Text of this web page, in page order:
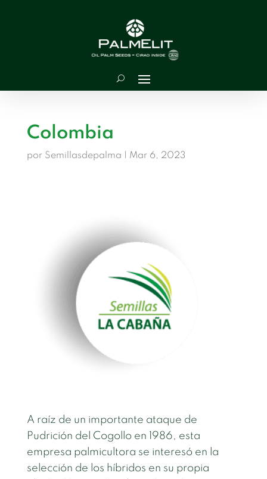
Colombia
por Semillasdepalma Mar 6, 2023
A raíz de un importante ataque de
Pudrición del Cogollo en 1986, esta
empresa palmicultora se interesó en la
selección de los híbridos en su propia